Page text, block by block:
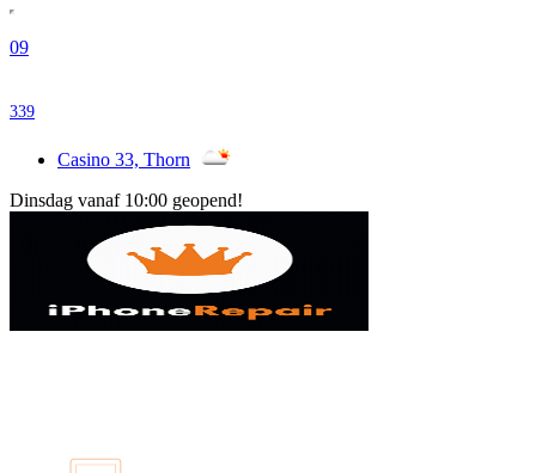
09
339
Casino 33, Thorn
Dinsdag vanaf 10:00 geopend!